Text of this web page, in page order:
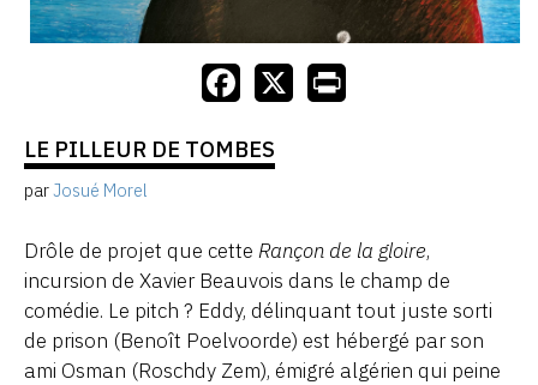
LE PILLEUR DE TOMBES
parJosué Morel
Drôle de projet que cette Rançon de la gloire,
incursion de Xavier Beauvois dans le champ de
comédie. Le pitch ? Eddy, délinquant tout juste sorti
de prison (Benoît Poelvoorde) est hébergé par son
ami Osman (Roschdy Zem), émigré algérien qui peine